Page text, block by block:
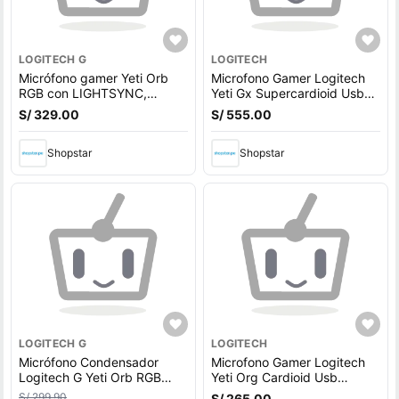
LOGITECH G
Micrófono gamer Yeti Orb
RGB con LIGHTSYNC,
condensador, conexión USB,
Cardioide, negro
S/ 329.00
Shopstar
LOGITECH
Microfono Gamer Logitech
Yeti Gx Supercardioid Usb
P/Streaming Rgb Lightsync
Black
S/ 555.00
Shopstar
LOGITECH G
Micrófono Condensador
Logitech G Yeti Orb RGB
para Juegos con
LOGITECH
Microfono Gamer Logitech
Yeti Org Cardioid Usb
P/Streaming Rgb Lightsync